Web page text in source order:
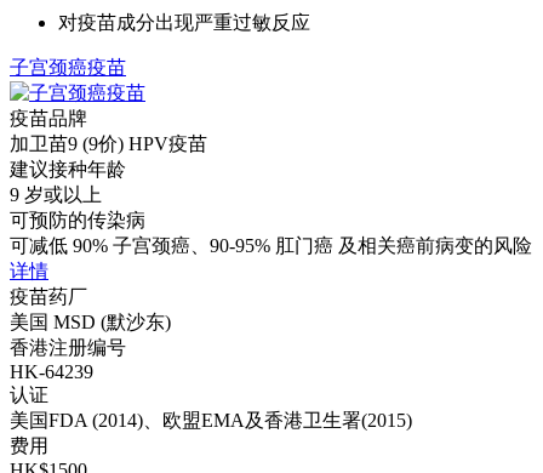
对疫苗成分出现严重过敏反应
子宫颈癌疫苗
疫苗品牌
加卫苗9 (9价) HPV疫苗
建议接种年龄
9 岁或以上
可预防的传染病
可减低 90% 子宫颈癌、90-95% 肛门癌 及相关癌前病变的风险
详情
疫苗药厂
美国 MSD (默沙东)
香港注册编号
HK-64239
认证
美国FDA (2014)、欧盟EMA及香港卫生署(2015)
费用